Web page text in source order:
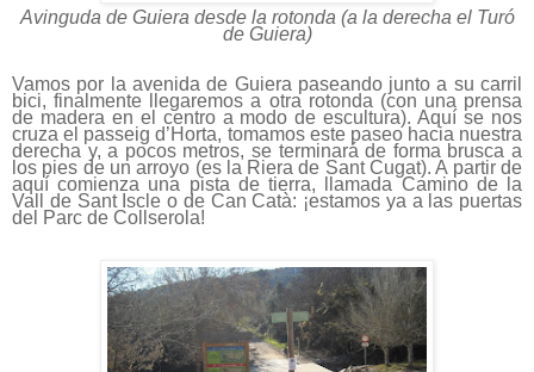
Avinguda de Guiera desde la rotonda (a la derecha el Turó
de Guiera)
Vamos por la avenida de Guiera paseando junto a su carril
bici, finalmente llegaremos a otra rotonda (con una prensa
de madera en el centro a modo de escultura). Aquí se nos
cruza el passeig d’Horta, tomamos este paseo hacia nuestra
derecha y, a pocos metros, se terminará de forma brusca a
los pies de un arroyo (es la Riera de Sant Cugat). A partir de
aquí comienza una pista de tierra, llamada Camino de la
Vall de Sant Iscle o de Can Catà: ¡estamos ya a las puertas
del Parc de Collserola!